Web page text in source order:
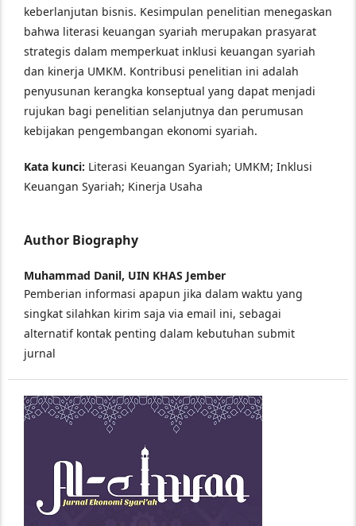
keberlanjutan bisnis. Kesimpulan penelitian menegaskan
bahwa literasi keuangan syariah merupakan prasyarat
strategis dalam memperkuat inklusi keuangan syariah
dan kinerja UMKM. Kontribusi penelitian ini adalah
penyusunan kerangka konseptual yang dapat menjadi
rujukan bagi penelitian selanjutnya dan perumusan
kebijakan pengembangan ekonomi syariah.
Kata kunci: Literasi Keuangan Syariah; UMKM; Inklusi
Keuangan Syariah; Kinerja Usaha
Author Biography
Muhammad Danil, UIN KHAS Jember
Pemberian informasi apapun jika dalam waktu yang
singkat silahkan kirim saja via email ini, sebagai
alternatif kontak penting dalam kebutuhan submit
jurnal